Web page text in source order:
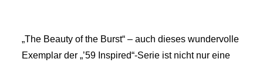
„The Beauty of the Burst“ – auch dieses wundervolle
Exemplar der „’59 Inspired“-Serie ist nicht nur eine